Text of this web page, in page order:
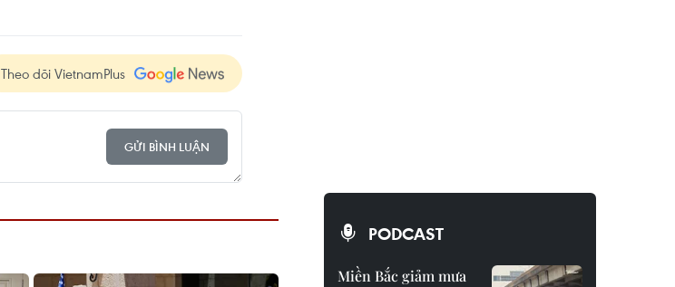
Theo dõi VietnamPlus
GỬI BÌNH LUẬN
PODCAST
Miền Bắc giảm mưa